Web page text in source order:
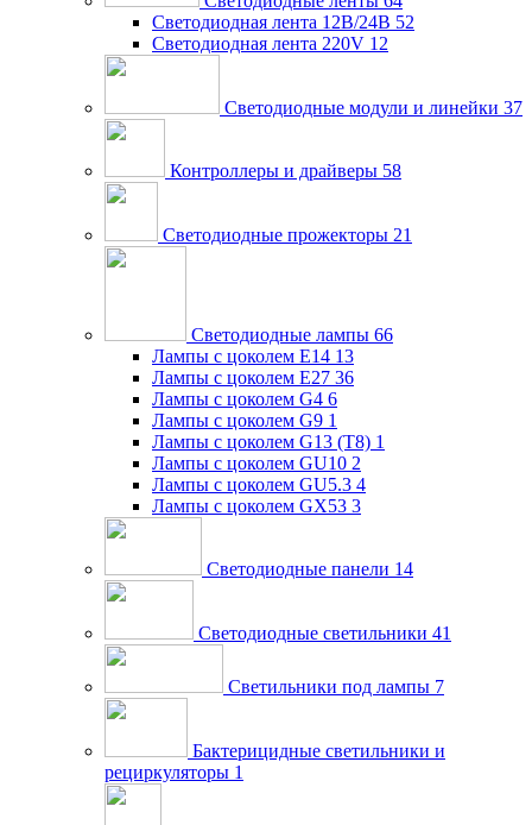
Светодиодная лента 12В/24В 52
Светодиодная лента 220V 12
Светодиодные модули и линейки 37
Контроллеры и драйверы 58
Светодиодные прожекторы 21
Светодиодные лампы 66
Лампы с цоколем E14 13
Лампы с цоколем E27 36
Лампы с цоколем G4 6
Лампы с цоколем G9 1
Лампы с цоколем G13 (Т8) 1
Лампы с цоколем GU10 2
Лампы с цоколем GU5.3 4
Лампы с цоколем GX53 3
Светодиодные панели 14
Светодиодные светильники 41
Светильники под лампы 7
Бактерицидные светильники и
рециркуляторы 1